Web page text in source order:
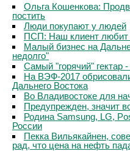
Ольга Кошенкова:
постить
Люди покупают у людей
ПСП: Наш клиент любит
Малый бизнес на
недолго"
Самый "горячий" гектар
На ВЭФ-2017
Дальнего Востока
Во Владивостоке для
Предупрежден, значит
Родина Samsung, LG,
России
Пекка Вильякайнен,
рад, что цена на нефть